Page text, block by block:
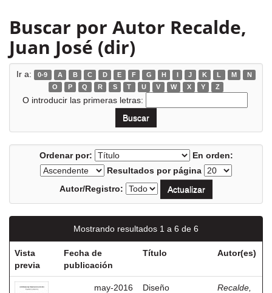
Buscar por Autor Recalde,
Juan José (dir)
Ir a: 0-9 A B C D E F G H I J K L M
N
O
P Q R S T U V W X Y Z
O introducir las primeras letras:
Ordenar por:
En orden:
Resultados por página
Autor/Registro:
Mostrando resultados 1 a 6 de 6
Vista
previa
Fecha de
publicación
Título Autor(es)
may-2016
Diseño
Recalde,